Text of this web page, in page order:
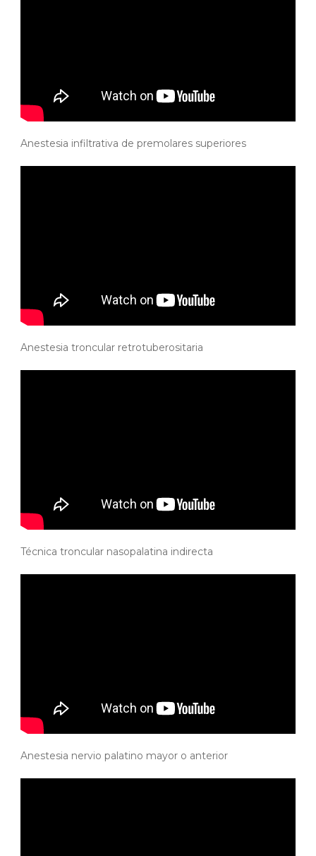
Anestesia infiltrativa de premolares superiores
Anestesia troncular retrotuberositaria
Técnica troncular nasopalatina indirecta
Anestesia nervio palatino mayor o anterior